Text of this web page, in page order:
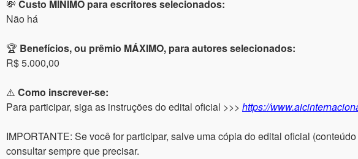
💸 Custo MÍNIMO para escritores selecionados:
Não há
🏆 Benefícios, ou prêmio MÁXIMO, para autores selecionados:
R$ 5.000,00
⚠️ Como inscrever-se:
Para participar, siga as instruções do edital oficial >>> https://
IMPORTANTE: Se você for participar, salve uma cópia do edital oficial
consultar sempre que precisar.